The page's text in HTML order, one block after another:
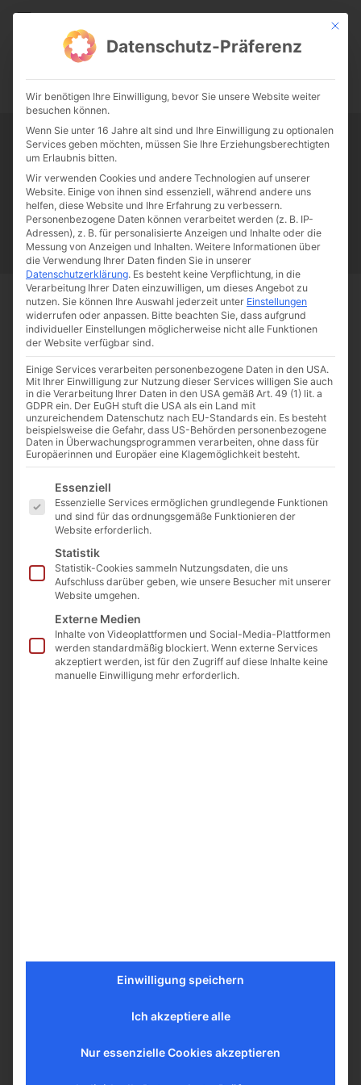
CATHWALK.DE
0:00 -:--
Tag:Alte Messe
Papst Franziskus Ehe Sex Liebe Familie
Katholizismus
Franziskus
50 Jahre Humanae vitae Katholische Kirche
Meine Erfahrung mit der
Alten Messe in Aachen: St.
Maria zu den Engeln
Ich weiß schon lange, dass es die
Piusbruderschaft gibt, aber ich bin
ein Kind der Amtskirche:
Handkommunion,
Messdienerinnen,
Pastoralreferent*innen, "Kleines
Senfkorn Hoffnung" ... Damit...
Ist die Alte Messe in
Gefahr? – Angriffe auf
Summorum Pontificum
Von Clemens Victor Oldendorf
– 7 Erfahrungen von Brian
einige Zeit lang verfolgst, dann
zum ersten Mal eine Alte Messe
Start Schlagworte Alte Messe
Mit
Datenschutz-Präferenz
Wir benötigen Ihre Einwilligung, bevor Sie unsere Website weiter
besuchen können.
Wenn Sie unter 16 Jahre alt sind und Ihre Einwilligung zu optionalen
Services geben möchten, müssen Sie Ihre Erziehungsberechtigten
um Erlaubnis bitten.
Wir verwenden Cookies und andere Technologien auf unserer
Website. Einige von ihnen sind essenziell, während andere uns
helfen, diese Website und Ihre Erfahrung zu verbessern.
Personenbezogene Daten können verarbeitet werden (z. B. IP-
Adressen), z. B. für personalisierte Anzeigen und Inhalte oder die
Messung von Anzeigen und Inhalten. Weitere Informationen über
die Verwendung Ihrer Daten finden Sie in unserer
Datenschutzerklärung. Es besteht keine Verpflichtung, in die
Verarbeitung Ihrer Daten einzuwilligen, um dieses Angebot zu
nutzen. Sie können Ihre Auswahl jederzeit unter Einstellungen
widerrufen oder anpassen. Bitte beachten Sie, dass aufgrund
individueller Einstellungen möglicherweise nicht alle Funktionen
der Website verfügbar sind.
Einige Services verarbeiten personenbezogene Daten in den USA.
Mit Ihrer Einwilligung zur Nutzung dieser Services willigen Sie auch
in die Verarbeitung Ihrer Daten in den USA gemäß Art. 49 (1) lit. a
GDPR ein. Der EuGH stuft die USA als ein Land mit
unzureichendem Datenschutz nach EU-Standards ein. Es besteht
beispielsweise die Gefahr, dass US-Behörden personenbezogene
Daten in Überwachungsprogrammen verarbeiten, ohne dass für
Europäerinnen und Europäer eine Klagemöglichkeit besteht.
Es folgt eine Liste der Service-Gruppen, für die eine
Essenziell
Essenzielle Services ermöglichen grundlegende Funktionen
und sind für das ordnungsgemäße Funktionieren der
Website erforderlich.
Statistik
Statistik-Cookies sammeln Nutzungsdaten, die uns
Aufschluss darüber geben, wie unsere Besucher mit unserer
Website umgehen.
Externe Medien
Inhalte von Videoplattformen und Social-Media-Plattformen
werden standardmäßig blockiert. Wenn externe Services
akzeptiert werden, ist für den Zugriff auf diese Inhalte keine
manuelle Einwilligung mehr erforderlich.
Einwilligung speichern
Ich akzeptiere alle
Nur essenzielle Cookies akzeptieren